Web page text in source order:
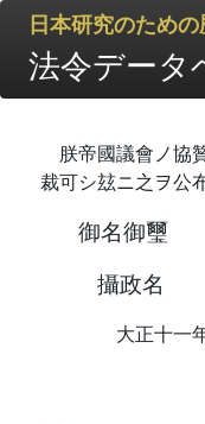
日本研究のため
法令データ
朕帝國議會ノ協
裁可シ玆ニ之ヲ公
御名御璽
攝政名
大正十一